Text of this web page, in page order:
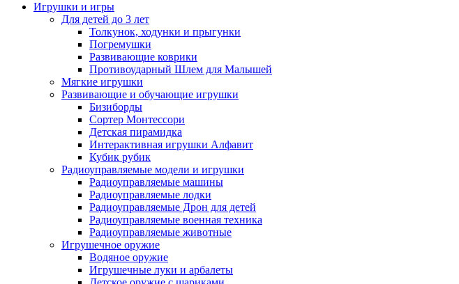
Игрушки и игры
Для детей до 3 лет
Толкунок, ходунки и прыгунки
Погремушки
Развивающие коврики
Противоударный Шлем для Малышей
Мягкие игрушки
Развивающие и обучающие игрушки
Бизиборды
Сортер Монтессори
Детская пирамидка
Интерактивная игрушки Алфавит
Кубик рубик
Радиоуправляемые модели и игрушки
Радиоуправляемые машины
Радиоуправляемые лодки
Радиоуправляемые Дрон для детей
Радиоуправляемые военная техника
Радиоуправляемые животные
Игрушечное оружие
Водяное оружие
Игрушечные луки и арбалеты